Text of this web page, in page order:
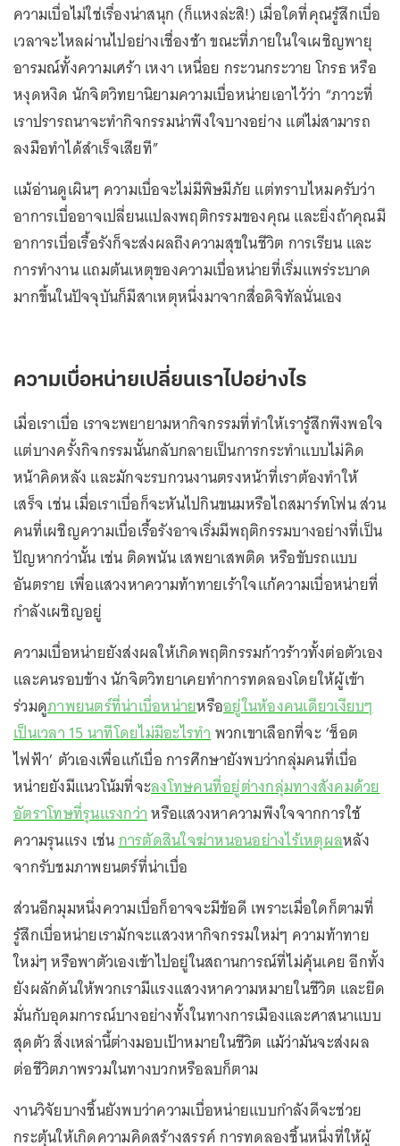
ความเบื่อไม่ใช่เรื่องน่าสนุก (ก็แหงล่ะสิ!) เมื่อใดที่คุณรู้สึกเบื่อ
เวลาจะไหลผ่านไปอย่างเชื่องช้า ขณะที่ภายในใจเผชิญพายุ
อารมณ์ทั้งความเศร้า เหงา เหนื่อย กระวนกระวาย โกรธ หรือ
หงุดหงิด นักจิตวิทยานิยามความเบื่อหน่ายเอาไว้ว่า “ภาวะที่
เราปรารถนาจะทำกิจกรรมน่าพึงใจบางอย่าง แต่ไม่สามารถ
ลงมือทำได้สำเร็จเสียที”
แม้อ่านดูเผินๆ ความเบื่อจะไม่มีพิษมีภัย แต่ทราบไหมครับว่า
อาการเบื่ออาจเปลี่ยนแปลงพฤติกรรมของคุณ และยิ่งถ้าคุณมี
อาการเบื่อเรื้อรังก็จะส่งผลถึงความสุขในชีวิต การเรียน และ
การทำงาน แถมต้นเหตุของความเบื่อหน่ายที่เริ่มแพร่ระบาด
มากขึ้นในปัจจุบันก็มีสาเหตุหนึ่งมาจากสื่อดิจิทัลนั่นเอง
ความเบื่อหน่ายเปลี่ยนเราไปอย่างไร
เมื่อเราเบื่อ เราจะพยายามหากิจกรรมที่ทำให้เรารู้สึกพึงพอใจ
แต่บางครั้งกิจกรรมนั้นกลับกลายเป็นการกระทำแบบไม่คิด
หน้าคิดหลัง และมักจะรบกวนงานตรงหน้าที่เราต้องทำให้
เสร็จ เช่น เมื่อเราเบื่อก็จะหันไปกินขนมหรือไถสมาร์ทโฟน ส่วน
คนที่เผชิญความเบื่อเรื้อรังอาจเริ่มมีพฤติกรรมบางอย่างที่เป็น
ปัญหากว่านั้น เช่น ติดพนัน เสพยาเสพติด หรือขับรถแบบ
อันตราย เพื่อแสวงหาความท้าทายเร้าใจแก้ความเบื่อหน่ายที่
กำลังเผชิญอยู่
ความเบื่อหน่ายยังส่งผลให้เกิดพฤติกรรมก้าวร้าวทั้งต่อตัวเอง
และคนรอบข้าง นักจิตวิทยาเคยทำการทดลองโดยให้ผู้เข้า
ร่วมดูภาพยนตร์ที่น่าเบื่อหน่ายหรืออยู่ในห้องคนเดียวเงียบๆ
เป็นเวลา 15 นาทีโดยไม่มีอะไรทำพวกเขาเลือกที่จะ ‘ช็อต
ไฟฟ้า’ ตัวเองเพื่อแก้เบื่อ การศึกษายังพบว่ากลุ่มคนที่เบื่อ
หน่ายยังมีแนวโน้มที่จะลงโทษคนที่อยู่ต่างกลุ่มทางสังคมด้วย
อัตราโทษที่รุนแรงกว่าหรือแสวงหาความพึงใจจากการใช้
ความรุนแรง เช่นการตัดสินใจฆ่าหนอนอย่างไร้เหตุผลหลัง
จากรับชมภาพยนตร์ที่น่าเบื่อ
ส่วนอีกมุมหนึ่งความเบื่อก็อาจจะมีข้อดี เพราะเมื่อใดก็ตามที่
รู้สึกเบื่อหน่ายเรามักจะแสวงหากิจกรรมใหม่ๆ ความท้าทาย
ใหม่ๆ หรือพาตัวเองเข้าไปอยู่ในสถานการณ์ที่ไม่คุ้นเคย อีกทั้ง
ยังผลักดันให้พวกเรามีแรงแสวงหาความหมายในชีวิต และยึด
มั่นกับอุดมการณ์บางอย่างทั้งในทางการเมืองและศาสนาแบบ
สุดตัว สิ่งเหล่านี้ต่างมอบเป้าหมายในชีวิต แม้ว่ามันจะส่งผล
ต่อชีวิตภาพรวมในทางบวกหรือลบก็ตาม
งานวิจัยบางชิ้นยังพบว่าความเบื่อหน่ายแบบกำลังดีจะช่วย
กระตุ้นให้เกิดความคิดสร้างสรรค์ การทดลองชิ้นหนึ่งที่ให้ผู้